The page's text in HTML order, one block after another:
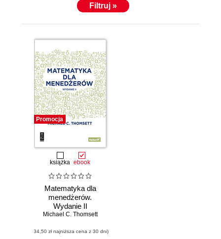
Filtruj »
Promocja
książka ebook
Matematyka dla
menedżerów.
Wydanie II
Michael C. Thomsett
(34,50 zł najniższa cena z 30 dni)